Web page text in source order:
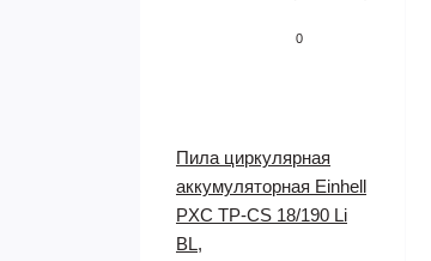
0
Пила циркулярная
аккумуляторная Einhell
PXC TP-CS 18/190 Li
BL,